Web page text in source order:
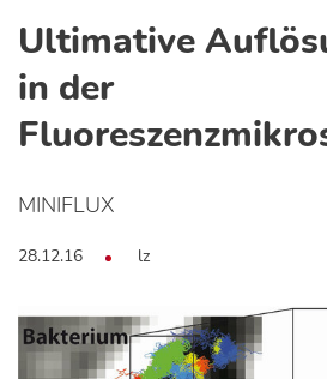
Ultimative
in der
MINIFLUX
28.12.16 lz